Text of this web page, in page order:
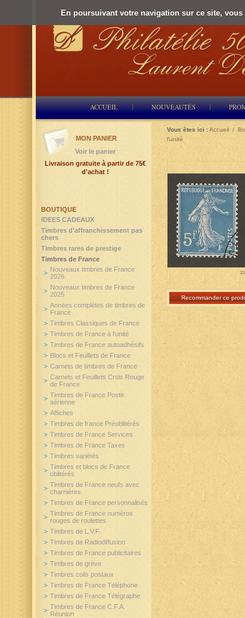
En poursuivant votre navigation sur ce site,
ACCUEIL NOUVEAUTÉS
Vous êtes ici :Accueil /
l'unité
Recommander ce
BOUTIQUE
IDEES CADEAUX
Timbres d'affranchissement pas
chers
Timbres rares de prestige
Timbres de France
Nouveaux timbres de France
2026
Nouveaux timbres de France
2025
Années complètes de timbres de
France
Timbres Classiques de France
Timbres de France à l'unité
Timbres de France autoadhésifs
Blocs et Feuillets de France
Carnets de timbres de France
Carnets et Feuillets Croix Rouge
de France
Timbres de France Poste
aérienne
Affiches
Timbres de france Préoblitérés
Timbres de France Services
Timbres de France Taxes
Timbres variétés
Timbres et blocs de France
oblitérés
Timbres de France neufs avec
charnières
Timbres de France personnalisés
Timbres de France numéros
rouges de roulettes
Timbres de L.V.F.
Timbres de Radiodiffusion
Timbres de France publicitaires
Timbres de grève
Timbres colis postaux
Timbres de France Téléphone
Timbres de France Télégraphe
Timbres de France C.F.A.
Réunion
MON PANIER
Voir le panier
Livraison gratuite à partir de 75€
d'achat !